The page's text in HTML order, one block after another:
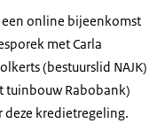
online bijeenkomst
met Carla
(bestuurslid NAJK)
tuinbouw Rabobank)
deze kredietregeling.